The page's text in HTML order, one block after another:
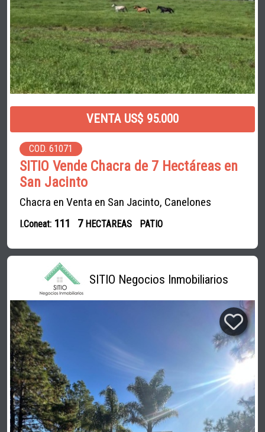
VENTA US$ 95.000
COD. 61071
SITIO Vende Chacra de 7 Hectáreas en
San Jacinto
Chacra en Venta en San Jacinto, Canelones
I.Coneat: 111 7 HECTAREAS PATIO
SITIO Negocios Inmobiliarios